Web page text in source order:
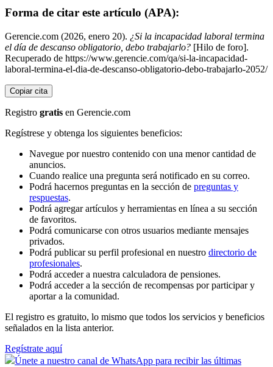
Forma de citar este artículo (APA):
Gerencie.com (2026, enero 20). ¿Si la incapacidad laboral termina
el día de descanso obligatorio, debo trabajarlo? [Hilo de foro].
Recuperado de https://www.gerencie.com/qa/si-la-incapacidad-
laboral-termina-el-dia-de-descanso-obligatorio-debo-trabajarlo-2052/
Copiar cita
Registro gratis en Gerencie.com
Regístrese y obtenga los siguientes beneficios:
Navegue por nuestro contenido con una menor cantidad de
anuncios.
Cuando realice una pregunta será notificado en su correo.
Podrá hacernos preguntas en la sección de preguntas y
respuestas.
Podrá agregar artículos y herramientas en línea a su sección
de favoritos.
Podrá comunicarse con otros usuarios mediante mensajes
privados.
Podrá publicar su perfil profesional en nuestro directorio de
profesionales.
Podrá acceder a nuestra calculadora de pensiones.
Podrá acceder a la sección de recompensas por participar y
aportar a la comunidad.
El registro es gratuito, lo mismo que todos los servicios y beneficios
señalados en la lista anterior.
Regístrate aquí
Únete a nuestro canal de WhatsApp para recibir las últimas